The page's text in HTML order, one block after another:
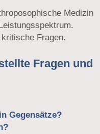
Medizin
Fragen.
Fragen und
Gegensätze?